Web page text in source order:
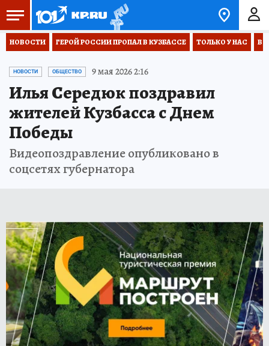
НОВОСТИ ГЕРОЙ РОССИИ ПРОПАЛ В КУЗБАССЕ ТОЛЬКО У НАС
НОВОСТИ ОБЩЕСТВО 9 мая 2026 2:16
Илья Середюк поздравил
жителей Кузбасса с Днем
Победы
Видеопоздравление опубликовано в
соцсетях губернатора